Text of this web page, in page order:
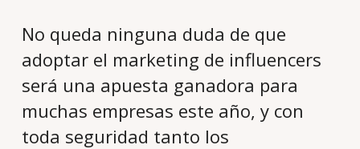
No queda ninguna duda de que
adoptar el marketing de influencers
será una apuesta ganadora para
muchas empresas este año, y con
toda seguridad tanto los